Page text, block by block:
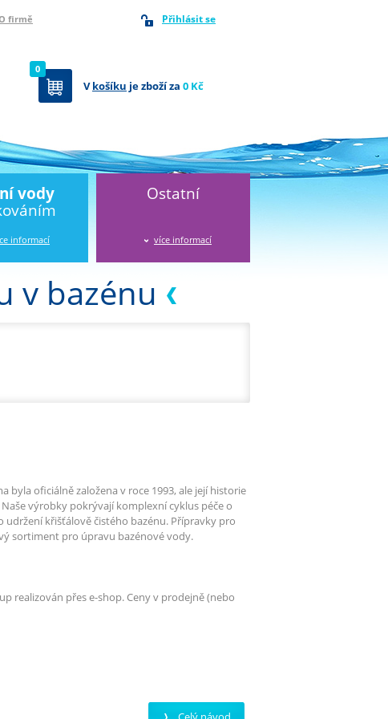
firmě Přihlásit se
Vkošíku je zboží za 0 Kč
0
vody
informací
Ostatní
více informací
v bazénu
byla oficiálně založena v roce 1993, ale její historie
výrobky pokrývají komplexní cyklus péče o
křišťálově čistého bazénu. Přípravky pro
sortiment pro úpravu bazénové vody.
realizován přes e-shop. Ceny v prodejně (nebo